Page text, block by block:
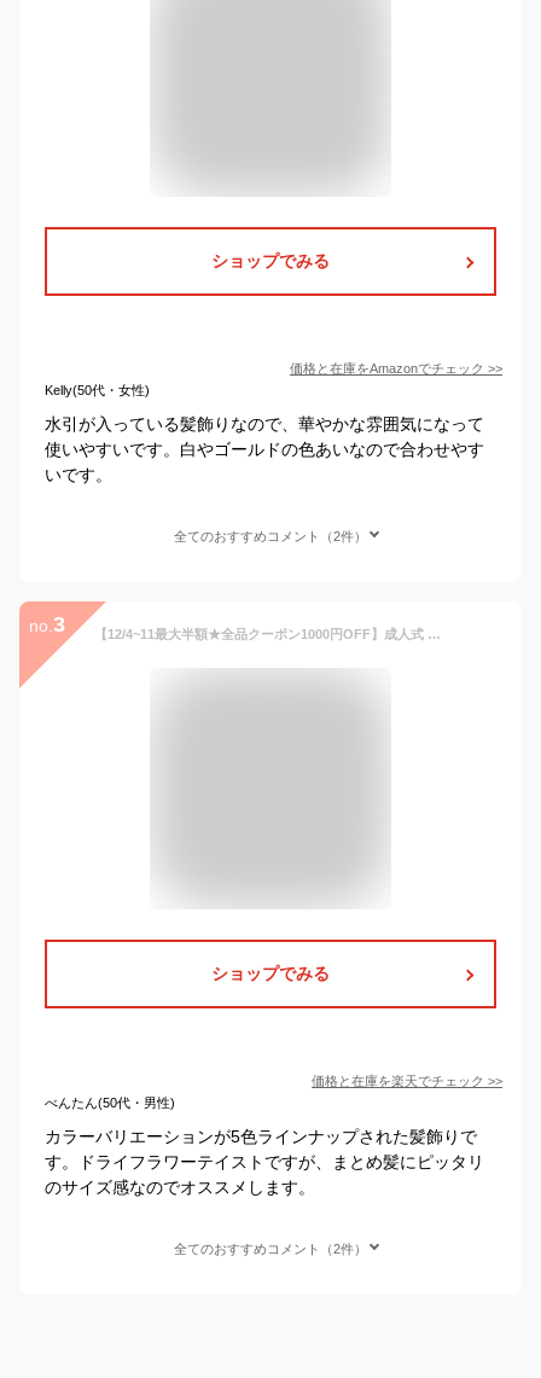
ショップでみる
価格と在庫をAmazonでチェック >>
Kelly(50代・女性)
水引が入っている髪飾りなので、華やかな雰囲気になって
使いやすいです。白やゴールドの色あいなので合わせやす
いです。
全てのおすすめコメント（2件）
no. 3 【12/4~11最大半額★全品クーポン1000円OFF】成人式 髪飾り 赤 白 紫 緑 紺 ドライフラワー テイスト かすみ草 造花 3点 セット 花 フラワー 卒業式 袴 振袖 コサージュ Uピン 綿花 あす楽対応商品 送料無料
ショップでみる
価格と在庫を楽天でチェック >>
べんたん(50代・男性)
カラーバリエーションが5色ラインナップされた髪飾りで
す。ドライフラワーテイストですが、まとめ髪にピッタリ
のサイズ感なのでオススメします。
全てのおすすめコメント（2件）